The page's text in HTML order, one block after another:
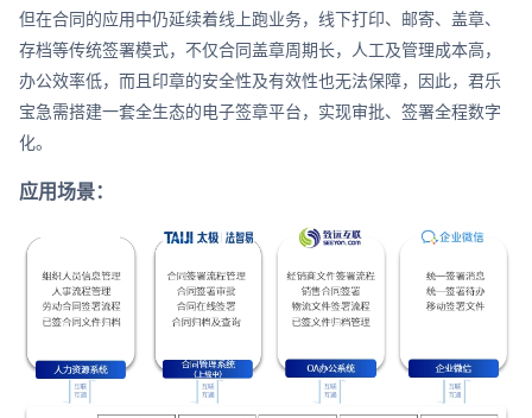
但在合同的应用中仍延续着线上跑业务，线下打印、邮寄、盖章、
存档等传统签署模式，不仅合同盖章周期长，人工及管理成本高，
办公效率低，而且印章的安全性及有效性也无法保障，因此，君乐
宝急需搭建一套全生态的电子签章平台，实现审批、签署全程数字
化。
应用场景：